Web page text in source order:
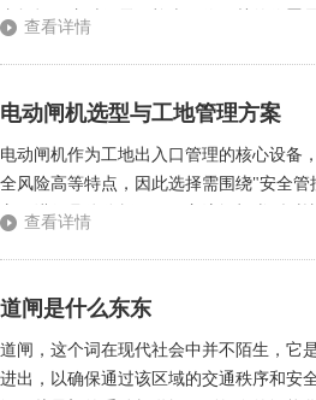
者损坏。这时候需要检查限位开关的位置
查看详情
电动闸机选型与工地管理方案
电动闸机作为工地出入口管理的核心设备
全风险高等特点，因此选择需围绕"安全
方面进行具体分析。一、主流闸机类型对
查看详情
道闸是什么东东
道闸，这个词在现代社会中并不陌生，它
进出，以确保通过该区域的交通秩序和安